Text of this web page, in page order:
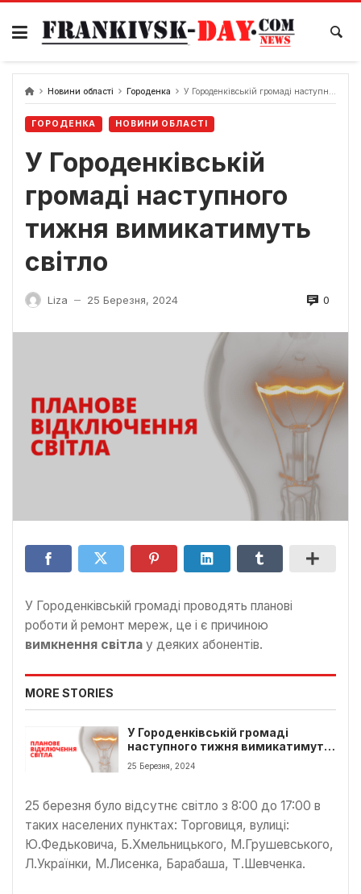
Skip
content
Новини області Городенка У Городенківській громаді наступного тижня вимикатимуть світло
ГОРОДЕНКА НОВИНИ ОБЛАСТІ
У Городенківській
громаді наступного
тижня вимикатимуть
світло
Liza — 25 Березня, 2024 0
У Городенківській громаді проводять планові
роботи й ремонт мереж, це і є причиною
вимкнення світла у деяких абонентів.
MORE STORIES
У Городенківській громаді
наступного тижня вимикатимуть
світло
25 Березня, 2024
25 березня було відсутнє світло з 8:00 до 17:00 в
таких населених пунктах: Торговиця, вулиці:
Ю.Федьковича, Б.Хмельницького, М.Грушевського,
Л.Українки, М.Лисенка, Барабаша, Т.Шевченка.